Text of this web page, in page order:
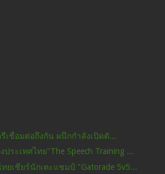
เชื่อมต่อถึงกัน ผนึกกำลังเปิดตั...
ระเทศไทย"The Speech Training ...
ทยเชียร์นักเตะแชมป์ "Gatorade 5v5...